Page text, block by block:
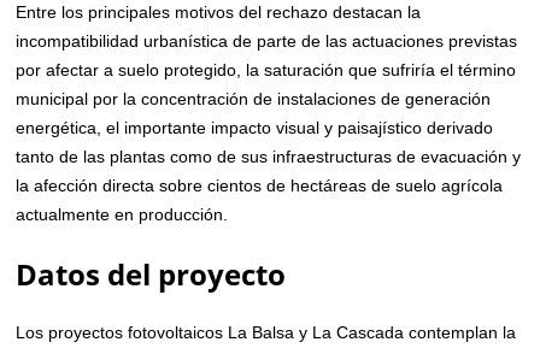
Entre los principales motivos del rechazo destacan la
incompatibilidad urbanística de parte de las actuaciones previstas
por afectar a suelo protegido, la saturación que sufriría el término
municipal por la concentración de instalaciones de generación
energética, el importante impacto visual y paisajístico derivado
tanto de las plantas como de sus infraestructuras de evacuación y
la afección directa sobre cientos de hectáreas de suelo agrícola
actualmente en producción.
Datos del proyecto
Los proyectos fotovoltaicos La Balsa y La Cascada contemplan la